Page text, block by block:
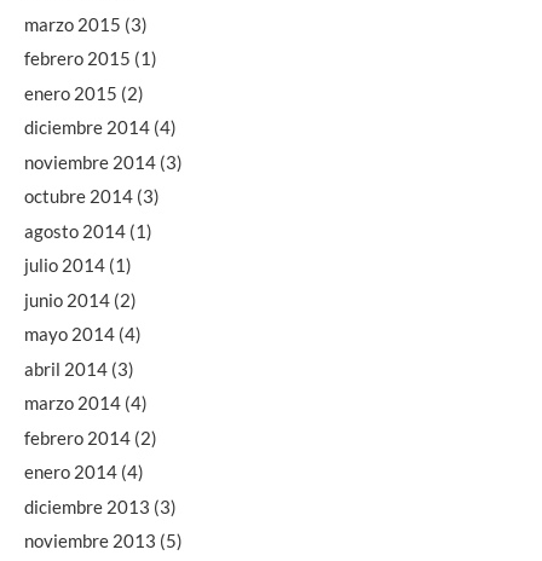
marzo 2015 (3)
febrero 2015 (1)
enero 2015 (2)
diciembre 2014 (4)
noviembre 2014 (3)
octubre 2014 (3)
agosto 2014 (1)
julio 2014 (1)
junio 2014 (2)
mayo 2014 (4)
abril 2014 (3)
marzo 2014 (4)
febrero 2014 (2)
enero 2014 (4)
diciembre 2013 (3)
noviembre 2013 (5)